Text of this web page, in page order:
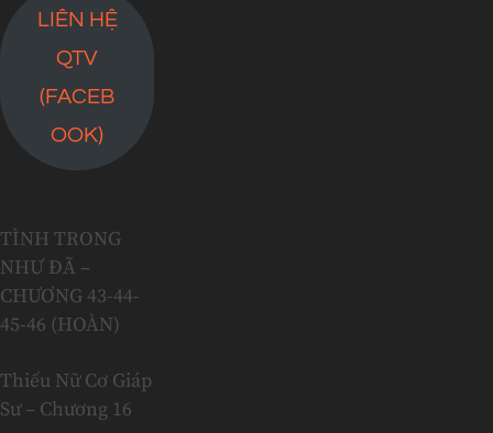
LIÊN HỆ
QTV
(FACEB
OOK)
TÌNH TRONG
NHƯ ĐÃ –
CHƯƠNG 43-44-
45-46 (HOÀN)
Thiếu Nữ Cơ Giáp
Sư – Chương 16